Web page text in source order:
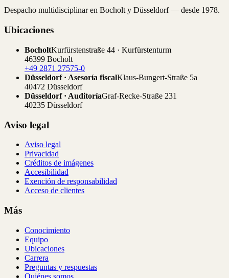
Despacho multidisciplinar en Bocholt y Düsseldorf — desde 1978.
Ubicaciones
BocholtKurfürstenstraße 44 · Kurfürstenturm
46399 Bocholt
+49 2871 27575-0
Düsseldorf · Asesoría fiscalKlaus-Bungert-Straße 5a
40472 Düsseldorf
Düsseldorf · AuditoríaGraf-Recke-Straße 231
40235 Düsseldorf
Aviso legal
Aviso legal
Privacidad
Créditos de imágenes
Accesibilidad
Exención de responsabilidad
Acceso de clientes
Más
Conocimiento
Equipo
Ubicaciones
Carrera
Preguntas y respuestas
Quiénes somos